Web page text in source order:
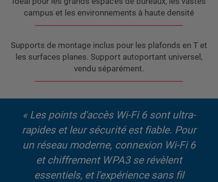
campus et les environnements à haute densité
Supports de montage inclus pour les plafonds en T et
les surfaces planes. Support autoportant universel,
vendu séparément.
« Les points d'accès Wi-Fi 6 sont ultra-
rapides et leur sécurité est fiable. Pour
un réseau moderne, connexion Wi-Fi 6
et chiffrement WPA3 se révèlent
essentiels, et l'expérience sans fil